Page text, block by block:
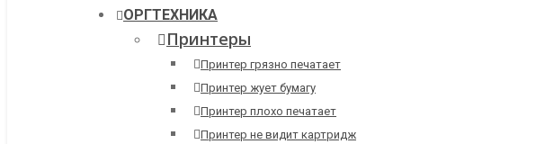
ОРГТЕХНИКА
Принтеры
Принтер грязно печатает
Принтер жует бумагу
Принтер плохо печатает
Принтер не видит картридж